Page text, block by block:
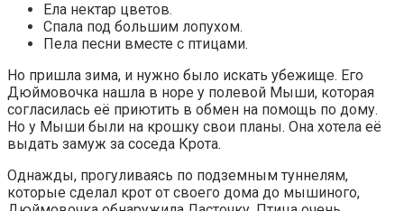
Ела нектар цветов.
Спала под большим лопухом.
Пела песни вместе с птицами.
Но пришла зима, и нужно было искать убежище. Его
Дюймовочка нашла в норе у полевой Мыши, которая
согласилась её приютить в обмен на помощь по дому.
Но у Мыши были на крошку свои планы. Она хотела её
выдать замуж за соседа Крота.
Однажды, прогуливаясь по подземным туннелям,
которые сделал крот от своего дома до мышиного,